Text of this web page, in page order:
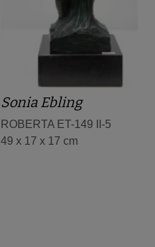
Sonia Ebling
ROBERTA ET-149 II-5
49 x 17 x 17 cm